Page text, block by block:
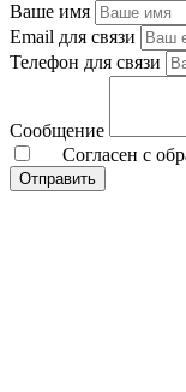
Ваше имя
Email для связи
Телефон для связи
Сообщение
Согласен с
Отправить